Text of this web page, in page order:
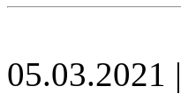
05.03.2021